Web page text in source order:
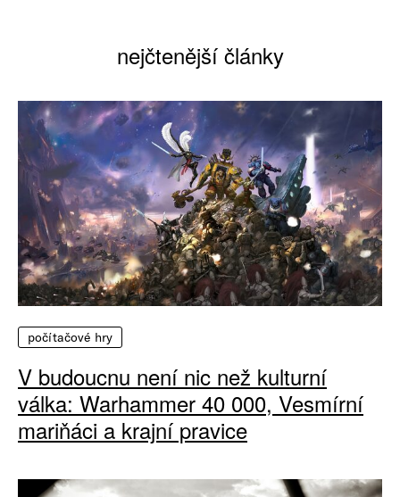
nejčtenější články
počítačové hry
V budoucnu není nic než kulturní
válka: Warhammer 40 000, Vesmírní
mariňáci a krajní pravice